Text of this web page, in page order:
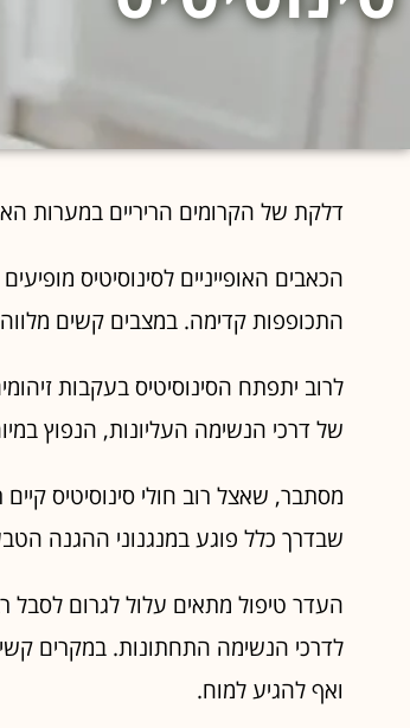
דלקת של הקרומים הריריים במערות
הכאבים האופייניים לסינוסיטיס
התכופפות קדימה. במצבים קשים
לרוב יתפתח הסינוסיטיס בעקבות
של דרכי הנשימה העליונות, הנפוץ
מסתבר, שאצל רוב חולי סינוסיטיס
שבדרך כלל פוגע במנגנוני ההגנה
העדר טיפול מתאים עלול לגרום
לדרכי הנשימה התחתונות. במקרים
ואף להגיע למוח.